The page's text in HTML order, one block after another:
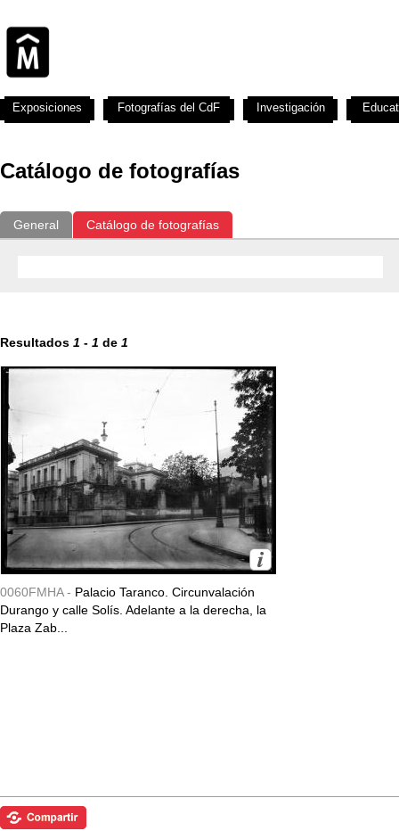
Catálogo de fotografías
General Catálogo de fotografías
Resultados 1 - 1 de 1
0060FMHA - Palacio Taranco. Circunvalación
Durango y calle Solís. Adelante a la derecha, la
Plaza Zab...
Exposiciones Fotografías del CdF Investigación